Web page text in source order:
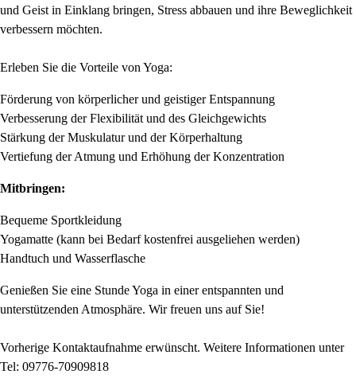
und Geist in Einklang bringen, Stress abbauen und ihre Beweglichkeit
verbessern möchten.
Erleben Sie die Vorteile von Yoga:
Förderung von körperlicher und geistiger Entspannung
Verbesserung der Flexibilität und des Gleichgewichts
Stärkung der Muskulatur und der Körperhaltung
Vertiefung der Atmung und Erhöhung der Konzentration
Mitbringen:
Bequeme Sportkleidung
Yogamatte (kann bei Bedarf kostenfrei ausgeliehen werden)
Handtuch und Wasserflasche
Genießen Sie eine Stunde Yoga in einer entspannten und
unterstützenden Atmosphäre. Wir freuen uns auf Sie!
Vorherige Kontaktaufnahme erwünscht. Weitere Informationen unter
Tel: 09776-70909818